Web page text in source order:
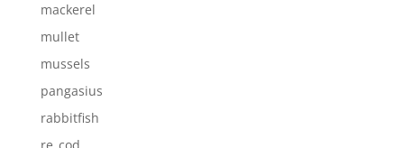
mackerel
mullet
mussels
pangasius
rabbitfish